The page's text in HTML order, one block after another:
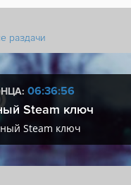
раздачи
06:36:55
Steam ключ
Steam ключ